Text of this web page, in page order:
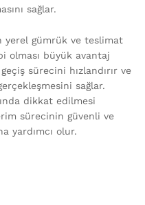
sağlar.
yerel gümrük ve teslimat
olması büyük avantaj
sürecini hızlandırır ve
sağlar.
dikkat edilmesi
sürecinin güvenli ve
yardımcı olur.